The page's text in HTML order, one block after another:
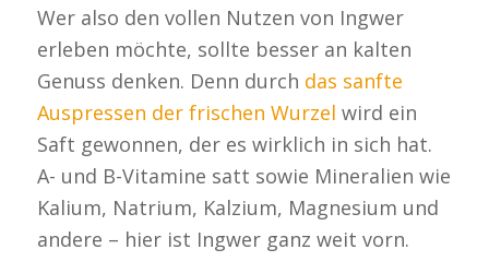
Wer also den vollen Nutzen von Ingwer
erleben möchte, sollte besser an kalten
Genuss denken. Denn durch das sanfte
Auspressen der frischen Wurzel wird ein
Saft gewonnen, der es wirklich in sich hat.
A- und B-Vitamine satt sowie Mineralien wie
Kalium, Natrium, Kalzium, Magnesium und
andere – hier ist Ingwer ganz weit vorn.